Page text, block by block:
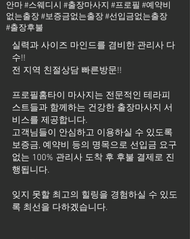
안마 #스웨디시 #출장마사지 #프로필 #예약비
없는출장 #보증금없는출장 #선입금없는출장
#출장후불
실력과 사이즈 마인드를 겸비한 관리사 다
수!!
전 지역 친절상담 빠른방문!!
프로필홈타이 마사지는 전문적인 테라피
스트들과 함께하는 건강한 출장마사지 서
비스를 제공합니다.
고객님들이 안심하고 이용하실 수 있도록
보증금, 예약비 등의 명목으로 선입금 요구
없는 100% 관리사 도착 후 후불 결제로 진
행됩니다.
잊지 못할 최고의 힐링을 경험하실 수 있도
록 최선을 다하겠습니다.